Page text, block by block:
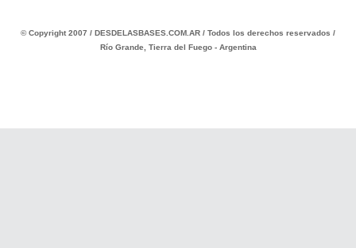
© Copyright 2007 / DESDELASBASES.COM.AR / Todos los derechos reservados /
Río Grande, Tierra del Fuego - Argentina